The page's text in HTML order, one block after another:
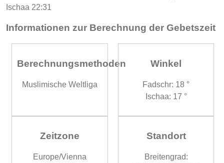
Ischaa 22:31
Informationen zur Berechnung der Gebetszeit
Berechnungsmethoden
Muslimische Weltliga
Winkel
Fadschr: 18 °
Ischaa: 17 °
Zeitzone
Europe/Vienna
Standort
Breitengrad: